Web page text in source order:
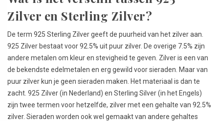
Zilver en Sterling Zilver?
De term 925 Sterling Zilver geeft de puurheid van het zilver aan.
925 Zilver bestaat voor 92.5% uit puur zilver. De overige 7.5% zijn
andere metalen om kleur en stevigheid te geven. Zilver is een van
de bekendste edelmetalen en erg gewild voor sieraden. Maar van
puur zilver kun je geen sieraden maken. Het materiaal is dan te
zacht. 925 Zilver (in Nederland) en Sterling Silver (in het Engels)
zijn twee termen voor hetzelfde, zilver met een gehalte van 92.5%
zilver. Sieraden worden ook wel gemaakt van andere gehaltes